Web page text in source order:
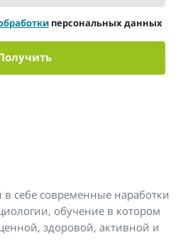
себе современные наработки
обучение в котором
здоровой, активной и
персональных данных